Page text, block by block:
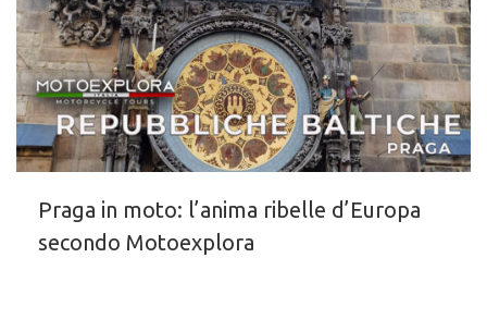
Praga in moto: l’anima ribelle d’Europa
secondo Motoexplora